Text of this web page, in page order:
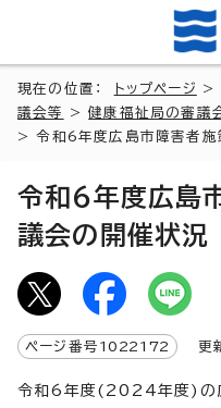
現在の位置： トップページ >
議会等
>健康福祉局の審議
> 令和6年度広島市障害者施
令和6年度広島
議会の開催状況
ページ番号 1022172 更
令和6年度(2024年度)の